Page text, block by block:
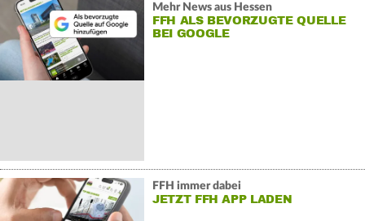
Mehr News aus Hessen
FFH ALS BEVORZUGTE QUELLE
BEI GOOGLE
FFH immer dabei
JETZT FFH APP LADEN